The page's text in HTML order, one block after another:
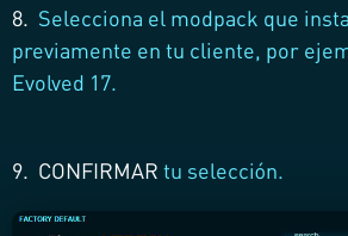
8. Selecciona el modpack que
previamente en tu cliente, por
Evolved 17.
9. CONFIRMAR tu selección.